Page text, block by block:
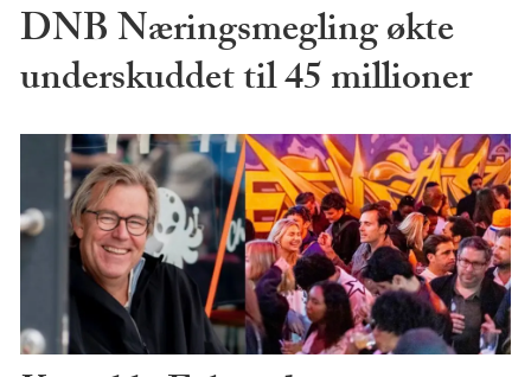
DNB Næringsmegling økte
underskuddet til 45 millioner